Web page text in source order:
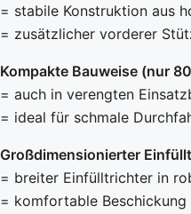
= stabile Konstruktion aus
= zusätzlicher vorderer
Kompakte Bauweise (nur
= auch in verengten
= ideal für schmale
Großdimensionierter
= breiter Einfülltrichter in
= komfortable